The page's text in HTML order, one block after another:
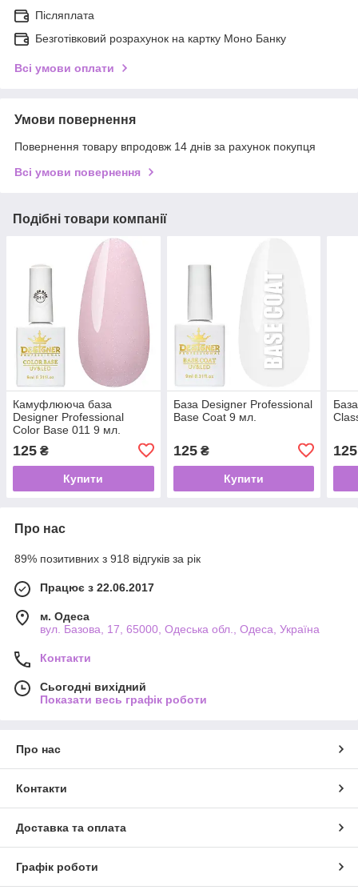
Післяплата
Безготівковий розрахунок на картку Моно Банку
Всі умови оплати
Умови повернення
Повернення товару впродовж 14 днів за рахунок покупця
Всі умови повернення
Подібні товари компанії
Камуфлююча база
Designer Professional
Color Base 011 9 мл.
125 ₴
Купити
База Designer Professional
Base Coat 9 мл.
125₴
Купити
125
Про нас
89% позитивних з 918 відгуків за рік
Працює з 22.06.2017
м. Одеса
вул. Базова, 17, 65000, Одеська обл., Одеса, Україна
Контакти
Сьогодні вихідний
Показати весь графік роботи
Про нас
Контакти
Доставка та оплата
Графік роботи